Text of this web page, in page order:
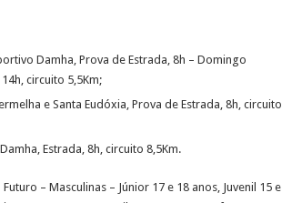
Damha, Prova de Estrada, 8h – Domingo
circuito 5,5Km;
e Santa Eudóxia, Prova de Estrada, 8h, circuito
Estrada, 8h, circuito 8,5Km.
– Masculinas – Júnior 17 e 18 anos, Juvenil 15 e